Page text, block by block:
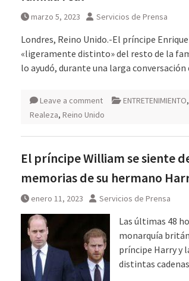
marzo 5, 2023 Servicios de Prensa
Londres, Reino Unido.-El príncipe
«ligeramente distinto» del resto de la
lo ayudó, durante una larga
Leave a comment ENTRETENIMIENTO,
Realeza, Reino Unido
El príncipe William se siente
memorias de su hermano
enero 11, 2023 Servicios de Prensa
Las últimas 48
monarquía
príncipe Harry y
distintas